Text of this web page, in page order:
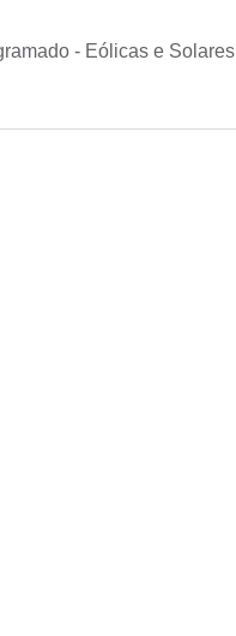
- Eólicas e Solares